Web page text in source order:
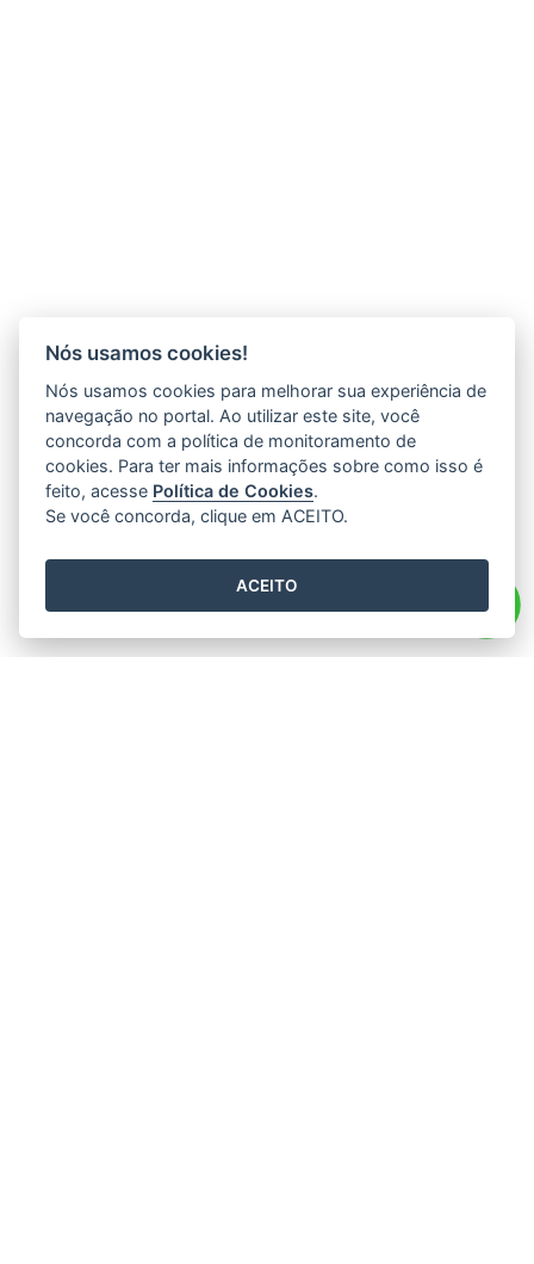
Nós usamos cookies!
Nós usamos cookies para melhorar sua experiência de
navegação no portal. Ao utilizar este site, você
concorda com a política de monitoramento de
cookies. Para ter mais informações sobre como isso é
feito, acesse Política de Cookies.
Se você concorda, clique em ACEITO.
ACEITO